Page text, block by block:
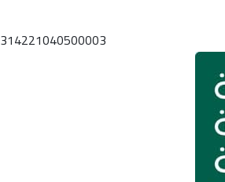
314221040500003